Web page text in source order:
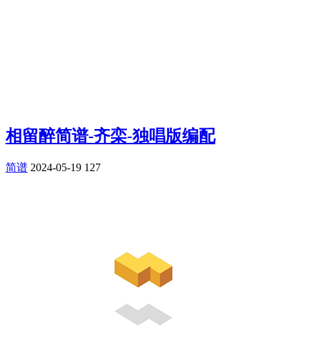
相留醉简谱-齐栾-独唱版编配
简谱 2024-05-19 127